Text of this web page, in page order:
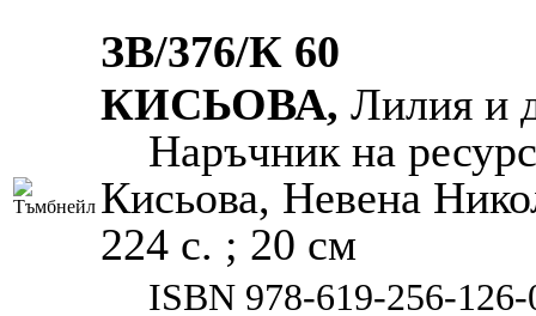
ЗВ/376/К 60
КИСЬОВА, Лилия и
Наръчник на
Кисьова, Невена
224 с. ; 20 см
ISBN 978-619-256-126-